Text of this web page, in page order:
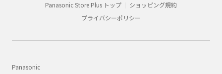
Panasonic Store Plus トップ
ショッピング規約
プライバシーポリシー
Panasonic